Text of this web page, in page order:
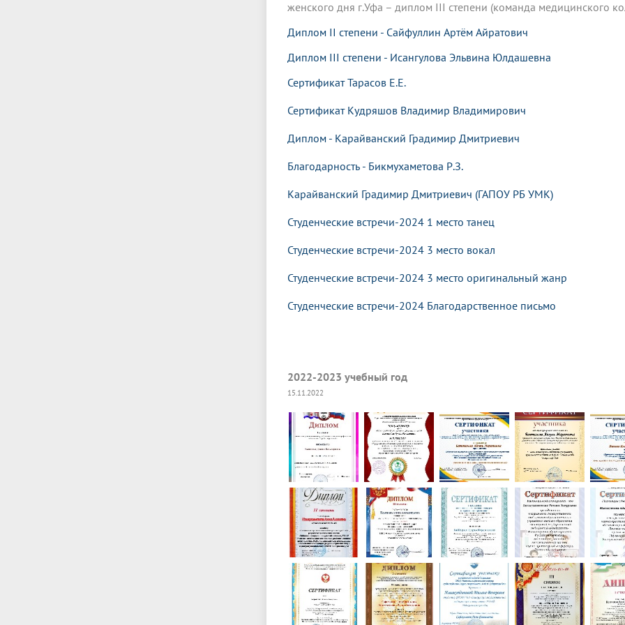
женского дня г.Уфа – диплом III степени (команда медицинского
Диплом II степени - Сайфуллин Артём Айратович
Диплом III степени - Исангулова Эльвина Юлдашевна
Сертификат Тарасов Е.Е.
Сертификат Кудряшов Владимир Владимирович
Диплом - Карайванский Градимир Дмитриевич
Благодарность - Бикмухаметова Р.З.
Карайванский Градимир Дмитриевич (ГАПОУ РБ УМК)
Студенческие встречи-2024 1 место танец
Студенческие встречи-2024 3 место вокал
Студенческие встречи-2024 3 место оригинальный жанр
Студенческие встречи-2024 Благодарственное письмо
2022-2023 учебный год
15.11.2022